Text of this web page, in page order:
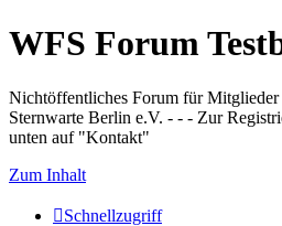
WFS Forum
Nichtöffentliches Forum für Mitglieder
Sternwarte Berlin e.V. - - - Zur
unten auf "Kontakt"
Zum Inhalt
Schnellzugriff